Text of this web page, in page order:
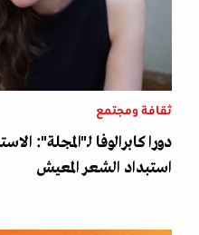
ثقافة ومجتمع
دورا كابرالوفا لـ"المجلة":
استبداد الشعر المعيش